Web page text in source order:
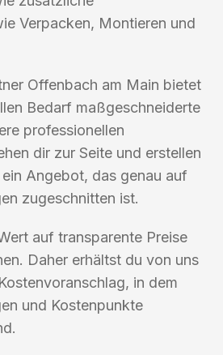
Verpacken, Montieren und
Offenbach am Main bietet
Bedarf maßgeschneiderte
professionellen
dir zur Seite und erstellen
Angebot, das genau auf
zugeschnitten ist.
auf transparente Preise
Daher erhältst du von uns
in dem
und Kostenpunkte